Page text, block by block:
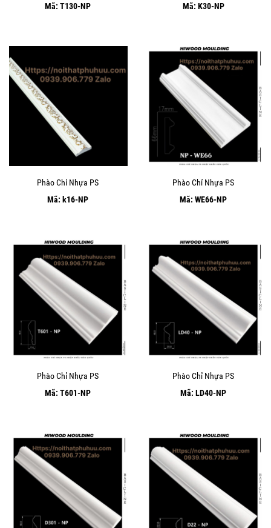
Mã: T130-NP
Mã: K30-NP
Phào Chỉ Nhựa PS
Mã: k16-NP
Phào Chỉ Nhựa PS
Mã: WE66-NP
Phào Chỉ Nhựa PS
Mã: T601-NP
Phào Chỉ Nhựa PS
Mã: LD40-NP